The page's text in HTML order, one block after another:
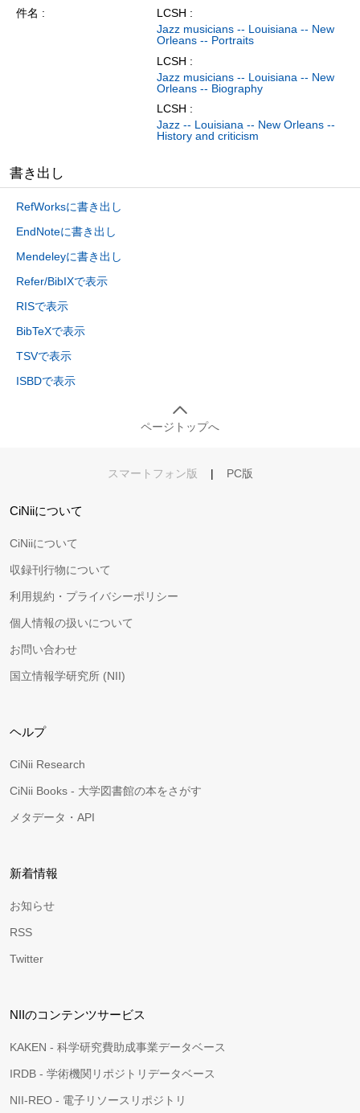
件名
LCSH :
Jazz musicians -- Louisiana -- New
Orleans -- Portraits
LCSH :
Jazz musicians -- Louisiana -- New
Orleans -- Biography
LCSH :
Jazz -- Louisiana -- New Orleans --
History and criticism
書き出し
RefWorksに書き出し
EndNoteに書き出し
Mendeleyに書き出し
Refer/BibIXで表示
RISで表示
BibTeXで表示
TSVで表示
ISBDで表示
ページトップへ
スマートフォン版 | PC版
CiNiiについて
CiNiiについて
収録刊行物について
利用規約・プライバシーポリシー
個人情報の扱いについて
お問い合わせ
国立情報学研究所 (NII)
ヘルプ
CiNii Research
CiNii Books - 大学図書館の本をさがす
メタデータ・API
新着情報
お知らせ
RSS
Twitter
NIIのコンテンツサービス
KAKEN - 科学研究費助成事業データベース
IRDB - 学術機関リポジトリデータベース
NII-REO - 電子リソースリポジトリ